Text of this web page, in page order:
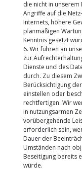
die nicht in unserem
Angriffe auf die
Internets, höhere
planmäßigen
Kenntnis gesetzt
6. Wir führen an
zur
Dienste und des
durch. Zu diesem
Berücksichtigung
einstellen oder
rechtfertigen. Wir
in nutzungsarmen
vorübergehende
erforderlich sein,
Dauer der
Umständen nach
Beseitigung bereits
würde.